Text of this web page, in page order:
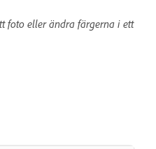
foto eller ändra färgerna i ett